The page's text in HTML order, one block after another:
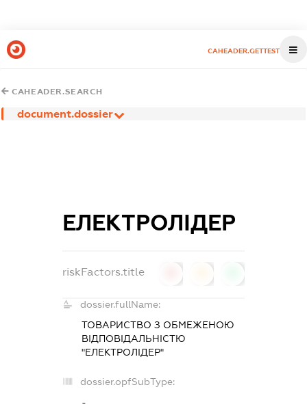
CAHEADER.GETTEST
CAHEADER.SEARCH
document.dossier
ЕЛЕКТРОЛІДЕР
riskFactors.title
dossier.fullName:
ТОВАРИСТВО З ОБМЕЖЕНОЮ
ВІДПОВІДАЛЬНІСТЮ
"ЕЛЕКТРОЛІДЕР"
dossier.opfSubType:
-